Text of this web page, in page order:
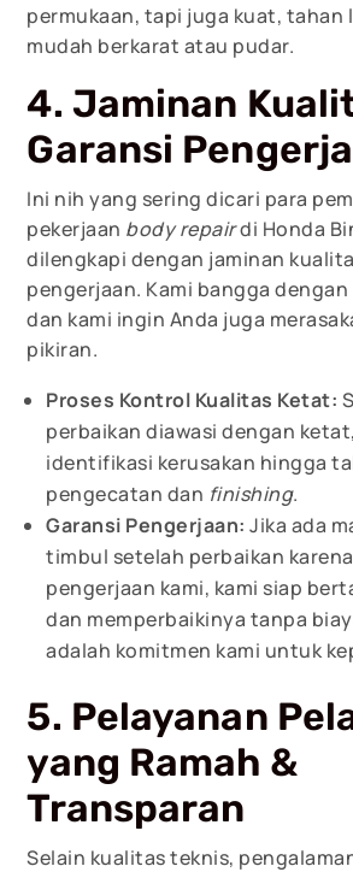
permukaan, tapi juga kuat, tahan
mudah berkarat atau pudar.
4. Jaminan
Garansi
Ini nih yang sering dicari para
pekerjaan body repairdi Honda
dilengkapi dengan jaminan
pengerjaan. Kami bangga dengan
dan kami ingin Anda juga
pikiran.
Proses Kontrol Kualitas Ketat:
perbaikan diawasi dengan
identifikasi kerusakan hingga
pengecatan dan finishing.
Garansi Pengerjaan: Jika ada
timbul setelah perbaikan
pengerjaan kami, kami siap
dan memperbaikinya tanpa
adalah komitmen kami untuk
5. Pelayanan
yang Ramah &
Transparan
Selain kualitas teknis,